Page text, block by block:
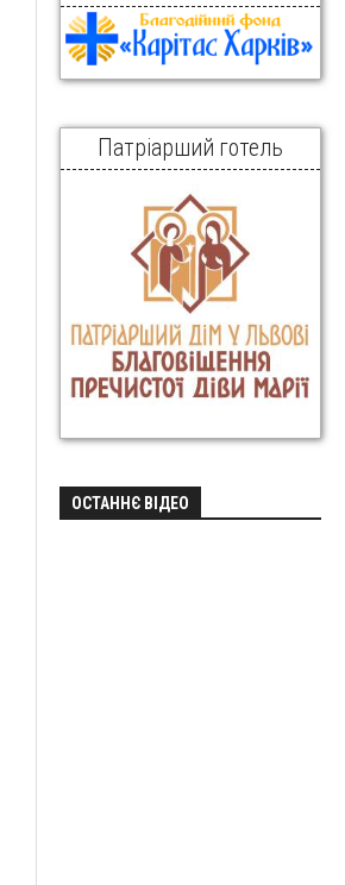
Патріарший готель
ОСТАННЄ ВІДЕО